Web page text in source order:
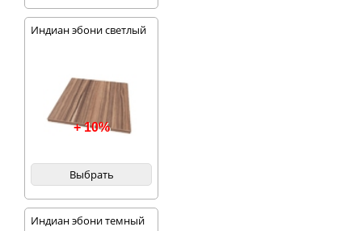
Индиан эбони светлый
+ 10%
Выбрать
Индиан эбони темный